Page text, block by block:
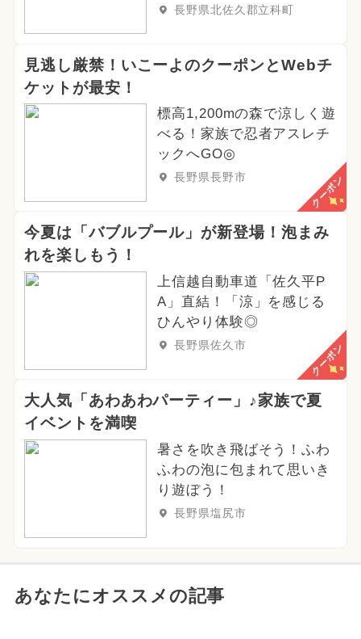
長野県北佐久郡立科町
見逃し厳禁！いこーよのクーポンとWebチ
ケットが最安！
標高1,200mの森で涼しく遊
べる！家族で忍者アスレチ
ックへGO◎
長野県長野市 クーポン
今夏は「バブルプール」が新登場！泡まみ
れを楽しもう！
上信越自動車道「佐久平P
A」直結！「涼」を感じる
ひんやり体験◎
長野県佐久市 クーポン
大人気「あわあわパーティー」♪家族で夏
イベントを満喫
暑さを吹き飛ばそう！ふわ
ふわの泡に包まれて思いき
り遊ぼう！
長野県塩尻市
あなたにオススメの記事